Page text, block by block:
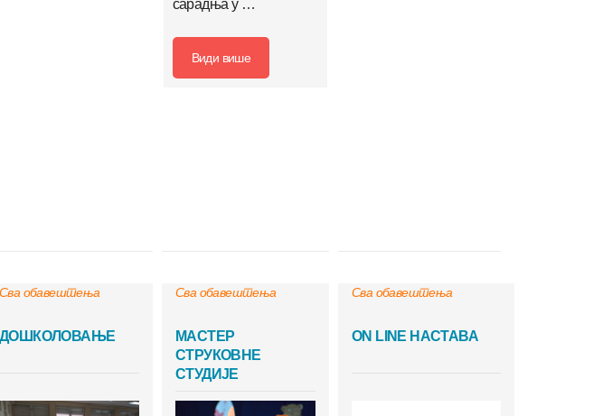
сарадња у …
Види више
Сва обавештења
ДОШКОЛОВАЊЕ
Сва обавештења
МАСТЕР
СТРУКОВНЕ
СТУДИЈЕ
Сва обавештења
ON LINE НАСТАВА